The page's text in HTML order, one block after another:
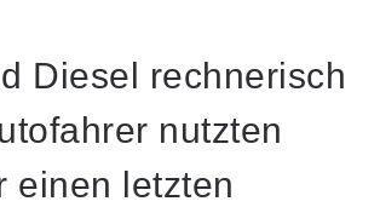
Diesel rechnerisch
nutzten
einen letzten